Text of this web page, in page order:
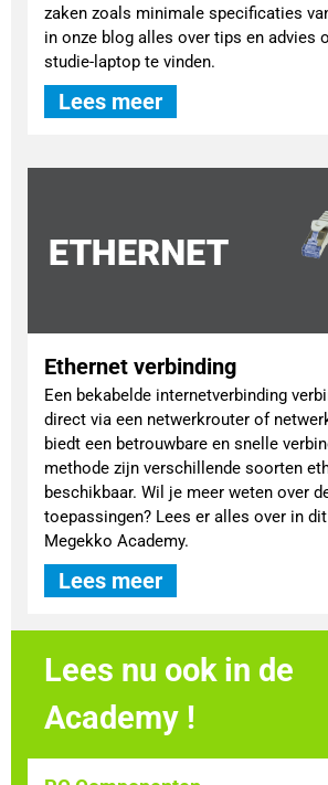
zaken zoals minimale specificaties
in onze blog alles over tips en advies
studie-laptop te vinden.
Lees meer
Ethernet verbinding
Een bekabelde internetverbinding
direct via een netwerkrouter of
biedt een betrouwbare en snelle
methode zijn verschillende soorten
beschikbaar. Wil je meer weten over
toepassingen? Lees er alles over in
Megekko Academy.
Lees meer
Lees nu ook in de
Academy !